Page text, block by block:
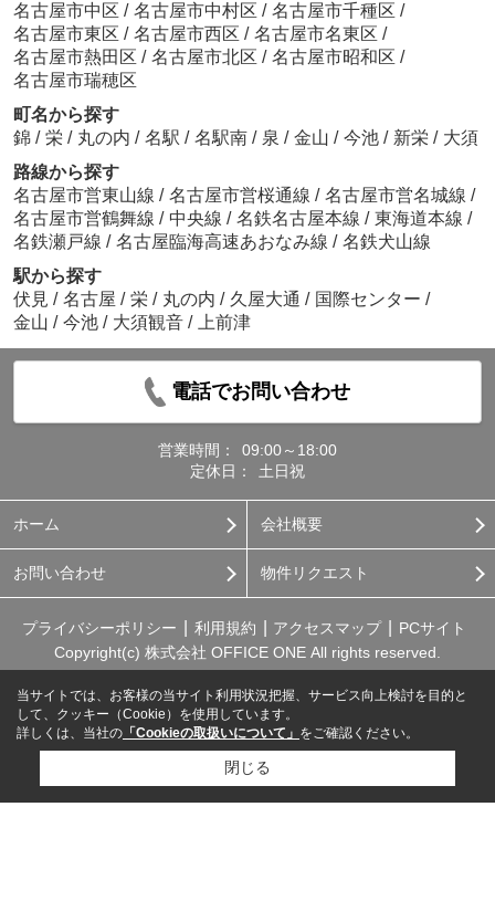
名古屋市中区 / 名古屋市中村区 / 名古屋市千種区 /
名古屋市東区 / 名古屋市西区 / 名古屋市名東区 /
名古屋市熱田区 / 名古屋市北区 / 名古屋市昭和区 /
名古屋市瑞穂区
町名から探す
錦 / 栄 / 丸の内 / 名駅 / 名駅南 / 泉 / 金山 / 今池 / 新栄 / 大須
路線から探す
名古屋市営東山線 / 名古屋市営桜通線 / 名古屋市営名城線 /
名古屋市営鶴舞線 / 中央線 / 名鉄名古屋本線 / 東海道本線 /
名鉄瀬戸線 / 名古屋臨海高速あおなみ線 / 名鉄犬山線
駅から探す
伏見 / 名古屋 / 栄 / 丸の内 / 久屋大通 / 国際センター /
金山 / 今池 / 大須観音 / 上前津
電話でお問い合わせ
営業時間：
09:00～18:00
定休日：
土日祝
ホーム 会社概要
お問い合わせ 物件リクエスト
プライバシーポリシー 利用規約 アクセスマップ
PCサイト
Copyright(c) 株式会社 OFFICE ONE All rights reserved.
当サイトでは、お客様の当サイト利用状況把握、サービス向上検討を目的と
して、クッキー（Cookie）を使用しています。
詳しくは、当社の 「Cookieの取扱いについて」 をご確認ください。
閉じる